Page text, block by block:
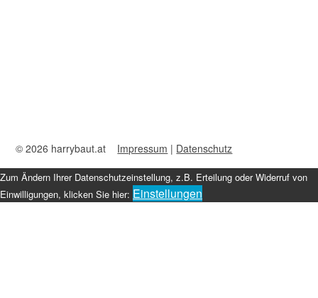
© 2026 harrybaut.at Impressum | Datenschutz
Zum Ändern Ihrer Datenschutzeinstellung, z.B. Erteilung oder Widerruf von
Einwilligungen, klicken Sie hier: Einstellungen